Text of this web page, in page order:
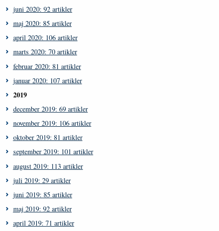
juni 2020: 92 artikler
maj 2020: 85 artikler
april 2020: 106 artikler
marts 2020: 70 artikler
februar 2020: 81 artikler
januar 2020: 107 artikler
2019
december 2019: 69 artikler
november 2019: 106 artikler
oktober 2019: 81 artikler
september 2019: 101 artikler
august 2019: 113 artikler
juli 2019: 29 artikler
juni 2019: 85 artikler
maj 2019: 92 artikler
april 2019: 71 artikler